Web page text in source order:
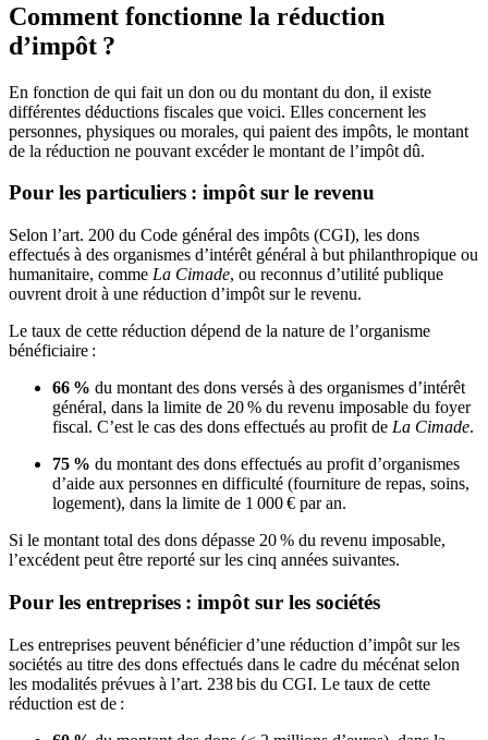
Comment fonctionne la réduction
d’impôt ?
En fonction de qui fait un don ou du montant du don, il existe
différentes déductions fiscales que voici. Elles concernent les
personnes, physiques ou morales, qui paient des impôts, le montant
de la réduction ne pouvant excéder le montant de l’impôt dû.
Pour les particuliers : impôt sur le revenu
Selon l’art. 200 du Code général des impôts (CGI), les dons
effectués à des organismes d’intérêt général à but philanthropique ou
humanitaire, comme La Cimade, ou reconnus d’utilité publique
ouvrent droit à une réduction d’impôt sur le revenu.
Le taux de cette réduction dépend de la nature de l’organisme
bénéficiaire :
66 % du montant des dons versés à des organismes d’intérêt
général, dans la limite de 20 % du revenu imposable du foyer
fiscal. C’est le cas des dons effectués au profit de La Cimade.
75 % du montant des dons effectués au profit d’organismes
d’aide aux personnes en difficulté (fourniture de repas, soins,
logement), dans la limite de 1 000 € par an.
Si le montant total des dons dépasse 20 % du revenu imposable,
l’excédent peut être reporté sur les cinq années suivantes.
Pour les entreprises : impôt sur les sociétés
Les entreprises peuvent bénéficier d’une réduction d’impôt sur les
sociétés au titre des dons effectués dans le cadre du mécénat selon
les modalités prévues à l’art. 238 bis du CGI. Le taux de cette
réduction est de :